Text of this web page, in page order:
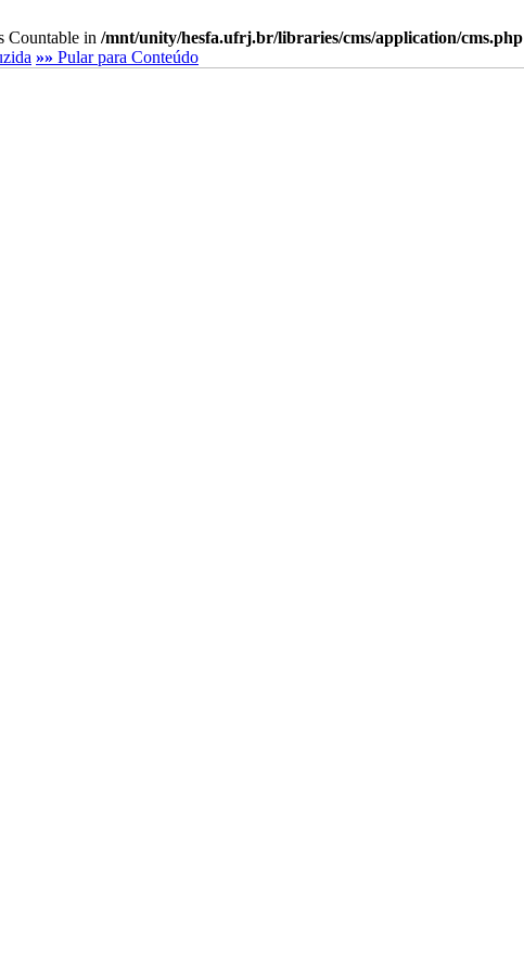
Countable in /mnt/unity/hesfa.ufrj.br/libraries/cms/application/cms.php
»» Pular para Conteúdo